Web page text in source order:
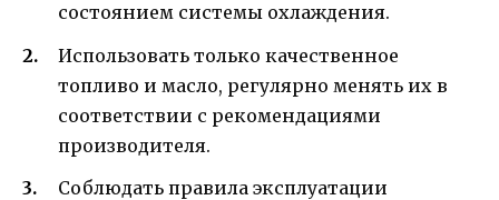
состоянием системы охлаждения.
Использовать только качественное
топливо и масло, регулярно менять их в
соответствии с рекомендациями
производителя.
Соблюдать правила эксплуатации